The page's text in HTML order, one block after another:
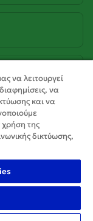
να λειτουργεί
να
και να
της
δικτύωσης,